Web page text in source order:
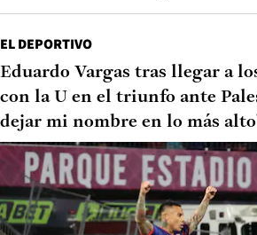
EL DEPORTIVO
Eduardo Vargas tras llegar a
con la U en el triunfo ante
dejar mi nombre en lo más